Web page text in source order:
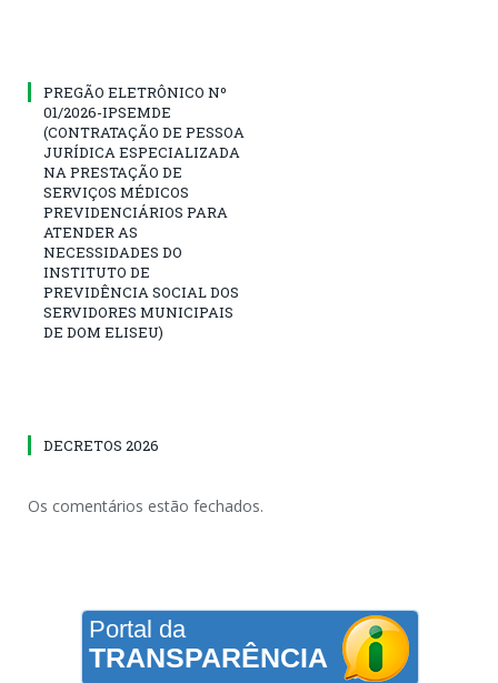
PREGÃO ELETRÔNICO Nº
01/2026-IPSEMDE
(CONTRATAÇÃO DE PESSOA
JURÍDICA ESPECIALIZADA
NA PRESTAÇÃO DE
SERVIÇOS MÉDICOS
PREVIDENCIÁRIOS PARA
ATENDER AS
NECESSIDADES DO
INSTITUTO DE
PREVIDÊNCIA SOCIAL DOS
SERVIDORES MUNICIPAIS
DE DOM ELISEU)
DECRETOS 2026
Os comentários estão fechados.
Portal da
TRANSPARÊNCIA